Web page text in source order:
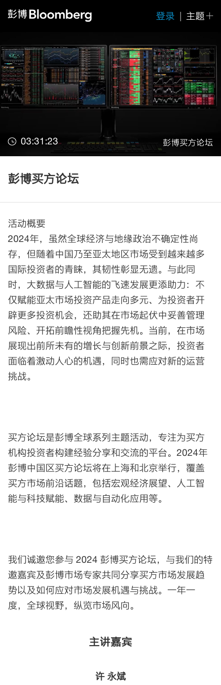
登录 | 主题
03:31:23 彭博买方论坛
彭博买方论坛
活动概要
2024年，虽然全球经济与地缘政治不确定性尚
存，但随着中国乃至亚太地区市场受到越来越多
国际投资者的青睐，其韧性彰显无遗。与此同
时，大数据与人工智能的飞速发展更添助力：不
仅赋能亚太市场投资产品走向多元、为投资者开
辟更多投资机会，还助其在市场起伏中妥善管理
风险、开拓前瞻性视角把握先机。当前，在市场
展现出前所未有的增长与创新前景之际，投资者
面临着激动人心的机遇，同时也需应对新的运营
挑战。
买方论坛是彭博全球系列主题活动，专注为买方
机构投资者构建经验分享和交流的平台。2024年
彭博中国区买方论坛将在上海和北京举行，覆盖
买方市场前沿话题，包括宏观经济展望、人工智
能与科技赋能、数据与自动化应用等。
我们诚邀您参与 2024 彭博买方论坛，与我们的特
邀嘉宾及彭博市场专家共同分享买方市场发展趋
势以及如何应对市场发展机遇与挑战。一年一
度，全球视野，纵览市场风向。
主讲嘉宾
许 永斌